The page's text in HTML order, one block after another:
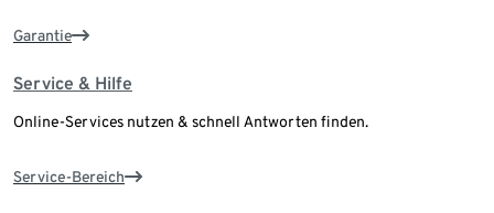
Garantie
Service & Hilfe
Online-Services nutzen & schnell Antworten finden.
Service-Bereich